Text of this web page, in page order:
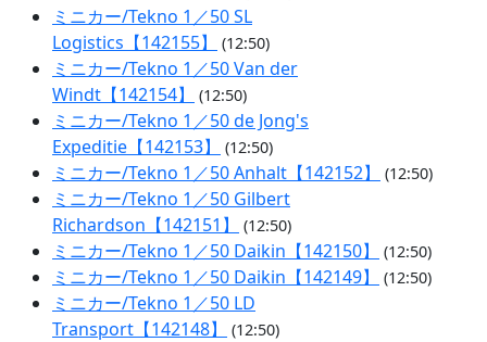
ミニカー/Tekno 1／50 SL
Logistics【142155】
(12:50)
ミニカー/Tekno 1／50 Van der
Windt【142154】
(12:50)
ミニカー/Tekno 1／50 de Jong's
Expeditie【142153】
(12:50)
ミニカー/Tekno 1／50 Anhalt【142152】 (12:50)
ミニカー/Tekno 1／50 Gilbert
Richardson【142151】
(12:50)
ミニカー/Tekno 1／50 Daikin【142150】 (12:50)
ミニカー/Tekno 1／50 Daikin【142149】 (12:50)
ミニカー/Tekno 1／50 LD
Transport【142148】
(12:50)